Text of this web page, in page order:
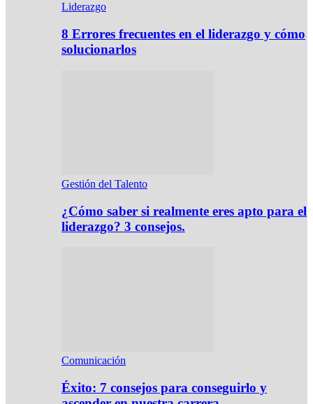
Liderazgo
8 Errores frecuentes en el liderazgo y cómo
solucionarlos
Gestión del Talento
¿Cómo saber si realmente eres apto para el
liderazgo? 3 consejos.
Comunicación
Éxito: 7 consejos para conseguirlo y